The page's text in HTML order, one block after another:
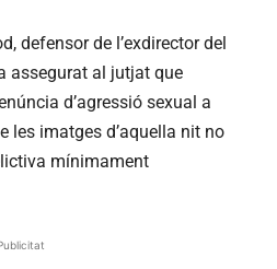
defensor de l’exdirector del
assegurat al jutjat que
d’agressió sexual a
les imatges d’aquella nit no
mínimament